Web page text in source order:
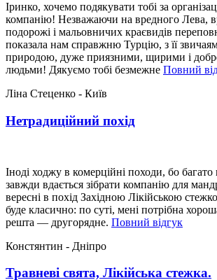
Іринко, хочемо подякувати тобі за
компанію! Незважаючи на вредного Лева,
подорожі і мальовничих краєвидів
показала нам справжню Турцію, з її
природою, дуже приязними, щирими і
людьми! Дякуємо тобі безмежне Повний
Ліна Стеценко - Київ
Нетрадиційний похід
Іноді ходжу в комерційні походи, бо
завжди вдається зібрати компанію для
вересні в похід Західною Лікійською
буде класично: по суті, мені потрібна
решта — другорядне. Повний відгук
Констянтин - Дніпро
Травневі свята, Лікійська стежка.